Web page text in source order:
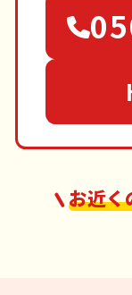
お近く